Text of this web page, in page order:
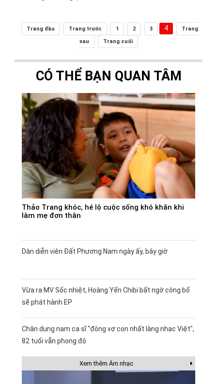
Trang đầu Trang trước 1 2 3 4
Trang
sau
Trang cuối
CÓ THỂ BẠN QUAN TÂM
Thảo Trang khóc, hé lộ cuộc sống khó khăn khi
làm mẹ đơn thân
Dàn diễn viên Đất Phương Nam ngày ấy, bây giờ
Vừa ra MV Sốc nhiệt, Hoàng Yến Chibi bất ngờ công bố
sẽ phát hành EP
Chân dung nam ca sĩ "đông vợ con nhất làng nhạc Việt",
82 tuổi vẫn phong độ
Xem thêm Âm nhạc